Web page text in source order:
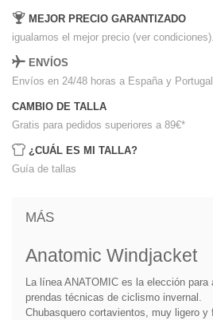
MEJOR PRECIO GARANTIZADO
igualamos el mejor precio (ver condiciones).
ENVÍOS
Envíos en 24/48 horas a España y Portugal
CAMBIO DE TALLA
Gratis para pedidos superiores a 89€*
¿CUÁL ES MI TALLA?
Guía de tallas
MÁS
Anatomic Windjacket
La línea ANATOMIC es la elección
prendas técnicas de ciclismo invernal.
Chubasquero cortavientos, muy ligero y